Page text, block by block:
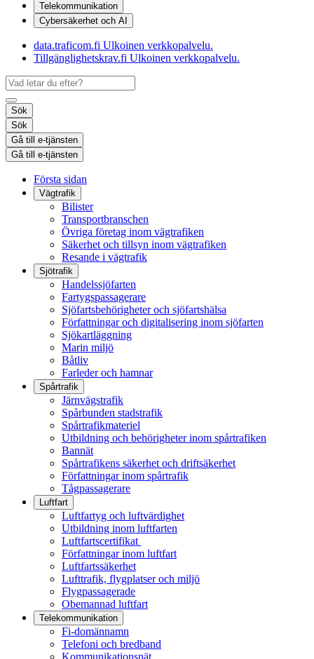
Telekommunikation
Cybersäkerhet och AI
data.traficom.fi Ulkoinen verkkopalvelu.
Tillgänglighetskrav.fi Ulkoinen verkkopalvelu.
Sök
Sök
Gå till e-tjänsten
Gå till e-tjänsten
Första sidan
Vägtrafik
Bilister
Transportbranschen
Övriga företag inom vägtrafiken
Säkerhet och tillsyn inom vägtrafiken
Resande i vägtrafik
Sjötrafik
Handelssjöfarten
Fartygspassagerare
Sjöfartsbehörigheter och sjöfartshälsa
Författningar och digitalisering inom sjöfarten
Sjökartläggning
Marin miljö
Båtliv
Farleder och hamnar
Spårtrafik
Järnvägstrafik
Spårbunden stadstrafik
Spårtrafikmateriel
Utbildning och behörigheter inom spårtrafiken
Bannät
Spårtrafikens säkerhet och driftsäkerhet
Författningar inom spårtrafik
Tågpassagerare
Luftfart
Luftfartyg och luftvärdighet
Utbildning inom luftfarten
Luftfartscertifikat
Författningar inom luftfart
Luftfartssäkerhet
Lufttrafik, flygplatser och miljö
Flygpassagerade
Obemannad luftfart
Telekommunikation
Fi-domännamn
Telefoni och bredband
Kommunikationsnät